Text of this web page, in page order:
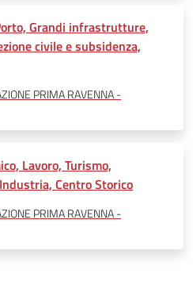
Grandi infrastrutture,
civile e subsidenza,
PRIMA RAVENNA -
Lavoro, Turismo,
Centro Storico
PRIMA RAVENNA -